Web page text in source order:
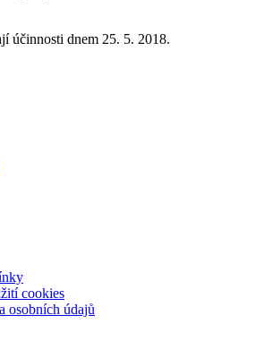
účinnosti dnem 25. 5. 2018.
cookies
osobních údajů